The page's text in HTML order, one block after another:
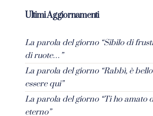
Ultimi Aggiornamenti
La parola del giorno “Sibilo di
di ruote…”
La parola del giorno “Rabbì, è
essere qui”
La parola del giorno “Ti ho amato
eterno”